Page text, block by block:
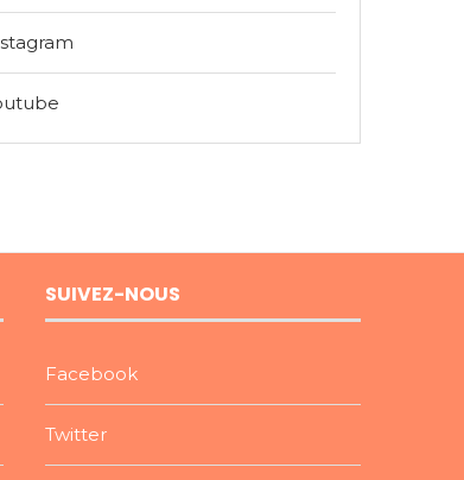
SUIVEZ-NOUS
Facebook
Twitter